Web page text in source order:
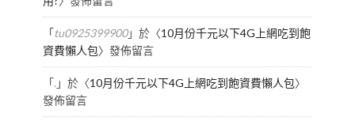
「 tu0925399900」於〈10月份千元以下4G上網吃到飽
資費懶人包〉發佈留言
「 .」於〈10月份千元以下4G上網吃到飽資費懶人包〉
發佈留言